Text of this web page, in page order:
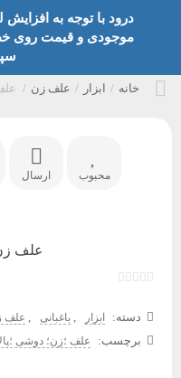
خانه / ابزار / علف زن /
محبوب ارسال
علف
دسته: ابزار , باغبانی , علف
برچسب: علف ؛زن؛ دوشی
درود با توجه به